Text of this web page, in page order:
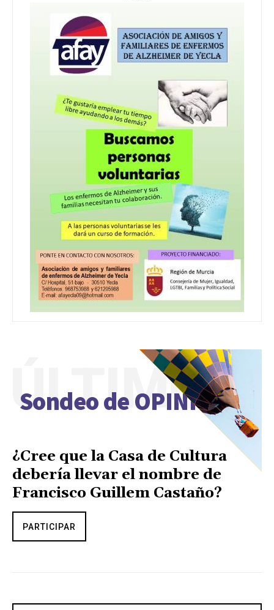
Sondeo de OPINIÓN
ÚLTIMO
¿Cree que la Casa de Cultura
debería llevar el nombre de
Francisco Guillem Castaño?
PARTICIPAR